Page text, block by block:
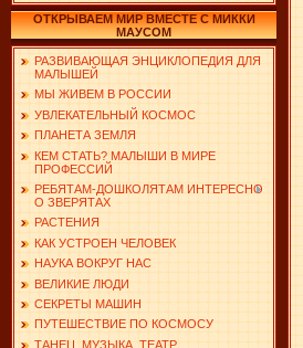
ОТКРЫВАЕМ МИР ВМЕСТЕ С МИККИ
МАУСОМ
РАЗВИВАЮЩАЯ ЭНЦИКЛОПЕДИЯ ДЛЯ
МАЛЫШЕЙ
МЫ ЖИВЕМ В РОССИИ
УВЛЕКАТЕЛЬНЫЙ КОСМОС
ПЛАНЕТА ЗЕМЛЯ
КЕМ СТАТЬ? МАЛЫШИ В МИРЕ
ПРОФЕССИЙ
РЕБЯТАМ-ДОШКОЛЯТАМ ИНТЕРЕСНО
О ЗВЕРЯТАХ
РАСТЕНИЯ
КАК УСТРОЕН ЧЕЛОВЕК
НАУКА ВОКРУГ НАС
ВЕЛИКИЕ ЛЮДИ
СЕКРЕТЫ МАШИН
ПУТЕШЕСТВИЕ ПО КОСМОСУ
ТАНЕЦ. МУЗЫКА. ТЕАТР